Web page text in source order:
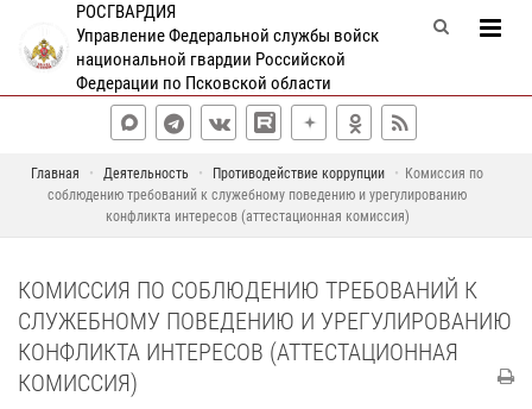
РОСГВАРДИЯ
Управление Федеральной службы войск
национальной гвардии Российской
Федерации по Псковской области
Главная Деятельность Противодействие коррупции
Комиссия по
соблюдению требований к служебному поведению и урегулированию
конфликта интересов (аттестационная комиссия)
КОМИССИЯ ПО СОБЛЮДЕНИЮ ТРЕБОВАНИЙ К
СЛУЖЕБНОМУ ПОВЕДЕНИЮ И УРЕГУЛИРОВАНИЮ
КОНФЛИКТА ИНТЕРЕСОВ (АТТЕСТАЦИОННАЯ
КОМИССИЯ)